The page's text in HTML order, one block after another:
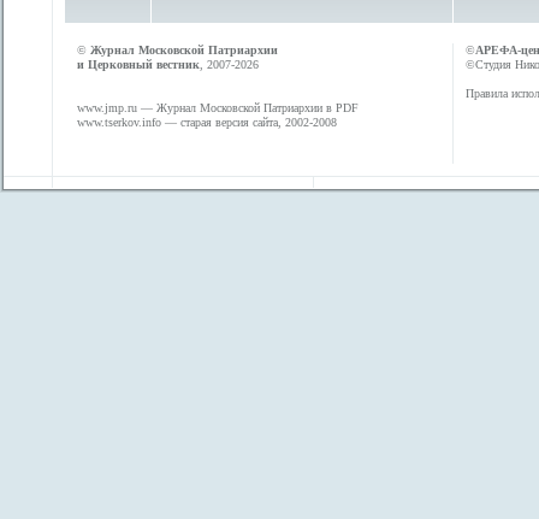
© Журнал Московской Патриархии
и Церковный вестник , 2007-2026
www.jmp.ru — Журнал Московской Патриархии в PDF
www.tserkov.info — старая версия сайта, 2002-2008
©АРЕФА-
©Студия
Правила